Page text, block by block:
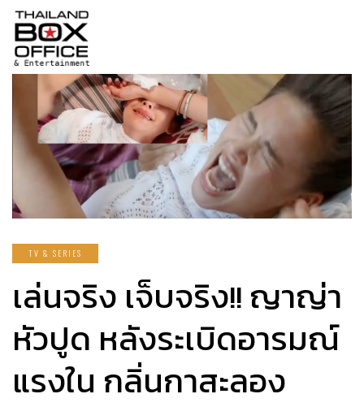
TV & SERIES
เล่นจริง เจ็บจริง!! ญาญ่า
หัวปูด หลังระเบิดอารมณ์
แรงใน กลิ่นกาสะลอง